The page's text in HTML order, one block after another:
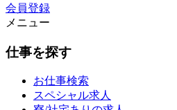
会員登録
メニュー
仕事を探す
お仕事検索
スペシャル求人